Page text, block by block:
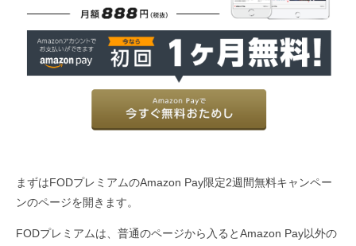
まずはFODプレミアムのAmazon Pay限定2週間無料キャンペー
ンのページを開きます。
FODプレミアムは、普通のページから入るとAmazon Pay以外の